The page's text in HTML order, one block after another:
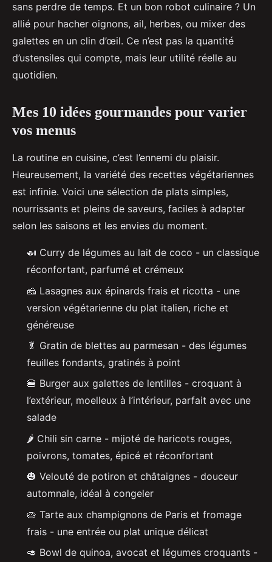
sans perdre de temps. Et un bon robot culinaire ? Un
allié pour hacher oignons, ail, herbes, ou mixer des
galettes en un clin d’œil. Ce n’est pas la quantité
d’ustensiles qui compte, mais leur utilité réelle au
quotidien.
Mes 10 idées gourmandes pour varier
vos menus
La routine en cuisine, c’est l’ennemi du plaisir.
Heureusement, la variété des recettes végétariennes
est infinie. Voici une sélection de plats simples,
nourrissants et pleins de saveurs, faciles à adapter
selon les saisons et les envies du moment.
🍛 Curry de légumes au lait de coco - un classique
réconfortant, parfumé et crémeux
🧀 Lasagnes aux épinards frais et ricotta - une
version végétarienne du plat italien, riche et
généreuse
🥬 Gratin de blettes au parmesan - des légumes
feuilles fondants, gratinés à point
🍔 Burger aux galettes de lentilles - croquant à
l’extérieur, moelleux à l’intérieur, parfait avec une
salade
🌶️ Chili sin carne - mijoté de haricots rouges,
poivrons, tomates, épicé et réconfortant
🎃 Velouté de potiron et châtaignes - douceur
automnale, idéal à congeler
🥧 Tarte aux champignons de Paris et fromage
frais - une entrée ou plat unique délicat
🥑 Bowl de quinoa, avocat et légumes croquants -